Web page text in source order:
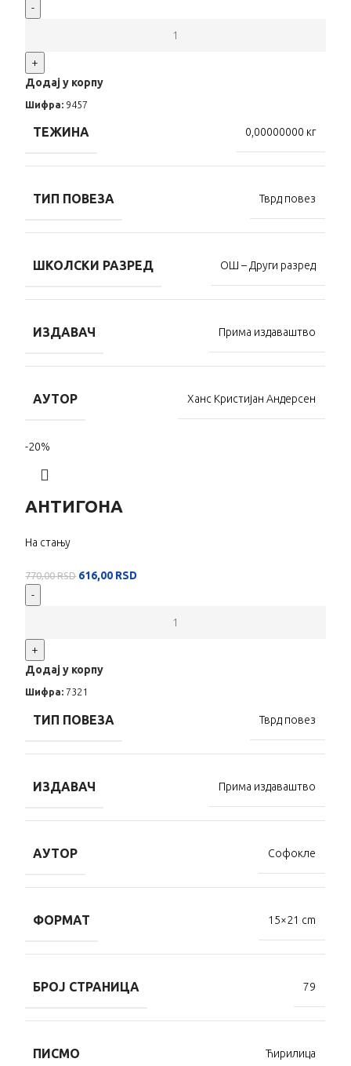
-
+
Додај у корпу
Шифра: 9457
ТЕЖИНА 0,00000000 кг
ТИП ПОВЕЗА Тврд повез
ШКОЛСКИ РАЗРЕД ОШ – Други разред
ИЗДАВАЧ Прима издаваштво
АУТОР Ханс Кристијан Андерсен
-20%
АНТИГОНА
На стању
770,00RSD 616,00 RSD
-
+
Додај у корпу
Шифра:7321
ТИП ПОВЕЗА Тврд повез
ИЗДАВАЧ Прима издаваштво
АУТОР Софокле
ФОРМАТ 15×21 cm
БРОЈ СТРАНИЦА 79
ПИСМО Ћирилица